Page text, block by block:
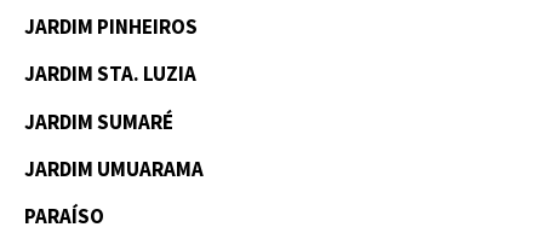
JARDIM PINHEIROS
JARDIM STA. LUZIA
JARDIM SUMARÉ
JARDIM UMUARAMA
PARAÍSO